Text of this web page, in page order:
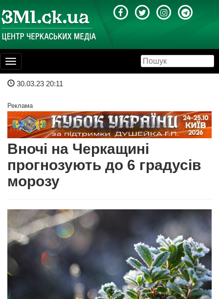
Toggle
navigation
30.03.23 20:11
Реклама
Вночі на Черкащині
прогнозують до 6 градусів
морозу